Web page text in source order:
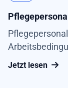
Jetzt lesen